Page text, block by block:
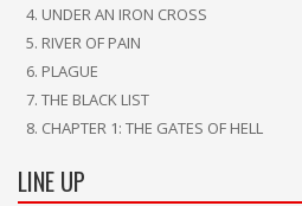
UNDER AN IRON CROSS
RIVER OF PAIN
PLAGUE
THE BLACK LIST
CHAPTER 1: THE GATES OF HELL
LINE UP